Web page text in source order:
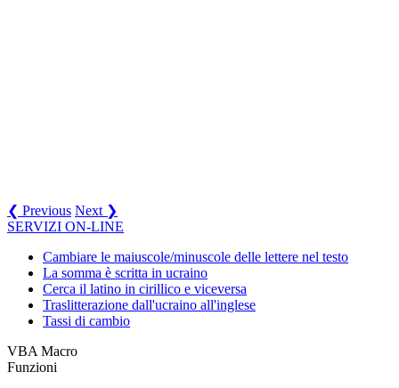
❮ Previous Next ❯
SERVIZI ON-LINE
Cambiare le maiuscole/minuscole delle lettere nel testo
La somma è scritta in ucraino
Cerca il latino in cirillico e viceversa
Traslitterazione dall'ucraino all'inglese
Tassi di cambio
VBA Macro
Funzioni